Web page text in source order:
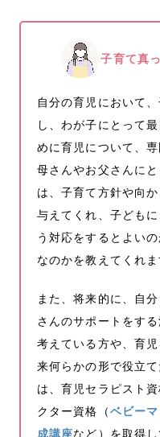
子育て真
自分の育児において
し、わが子にとって
めに育児について、
母さんやお父さんに
は、子育て方針や向
与えてくれ、子ども
う対応をするとよい
なのかを教えてくれま
また、将来的に、自
さんのサポートをす
考えている方や、育
来何らかの形で役立
は、育児セラピスト
クター資格（ベビー
成講座など）を取得